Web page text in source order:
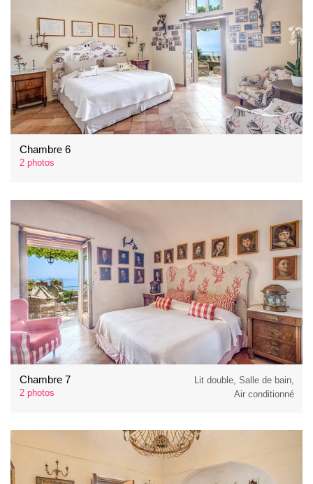
Chambre 6
2 photos
Chambre 7
2 photos
Lit double, Salle de bain,
Air conditionné